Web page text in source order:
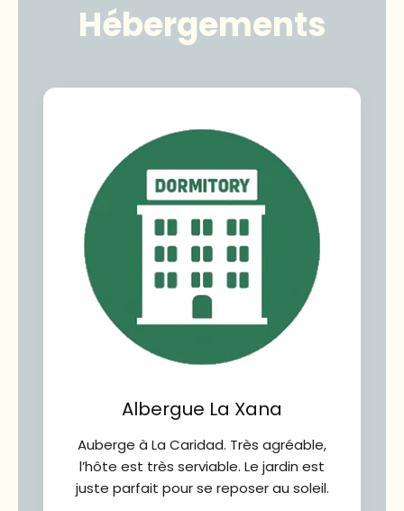
Hébergements
Albergue La Xana
Auberge à La Caridad. Très agréable,
l’hôte est très serviable. Le jardin est
juste parfait pour se reposer au soleil.